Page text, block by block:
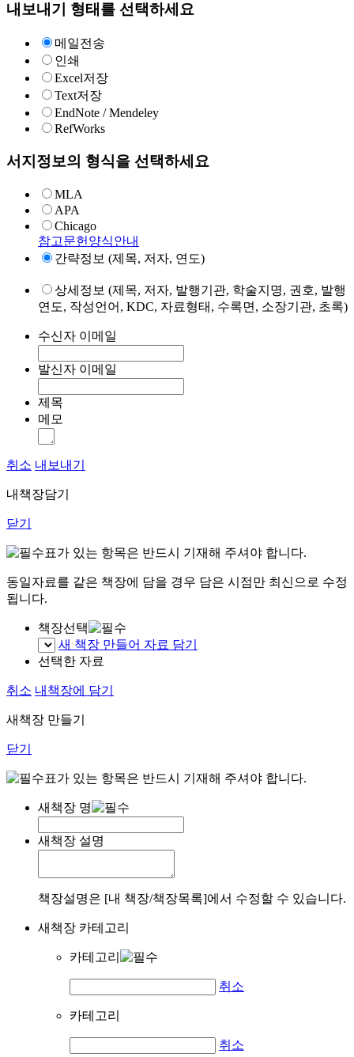
내보내기 형태를 선택하세요
메일전송
인쇄
Excel저장
Text저장
EndNote / Mendeley
RefWorks
서지정보의 형식을 선택하세요
MLA
APA
Chicago
참고문헌양식안내
간략정보 (제목, 저자, 연도)
상세정보 (제목, 저자, 발행기관, 학술지명, 권호, 발행
연도, 작성언어, KDC, 자료형태, 수록면, 소장기관, 초록)
수신자 이메일
발신자 이메일
제목
메모
취소 내보내기
내책장담기
닫기
표가 있는 항목은 반드시 기재해 주셔야 합니다.
동일자료를 같은 책장에 담을 경우 담은 시점만 최신으로 수정
됩니다.
책장선택
새 책장 만들어 자료 담기
선택한 자료
취소 내책장에 담기
새책장 만들기
닫기
표가 있는 항목은 반드시 기재해 주셔야 합니다.
새책장 명
새책장 설명
책장설명은 [내 책장/책장목록]에서 수정할 수 있습니다.
새책장 카테고리
카테고리
취소
카테고리
취소